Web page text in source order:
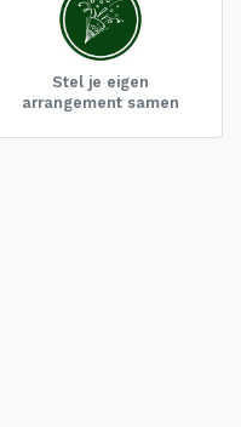
Stel je eigen
arrangement samen